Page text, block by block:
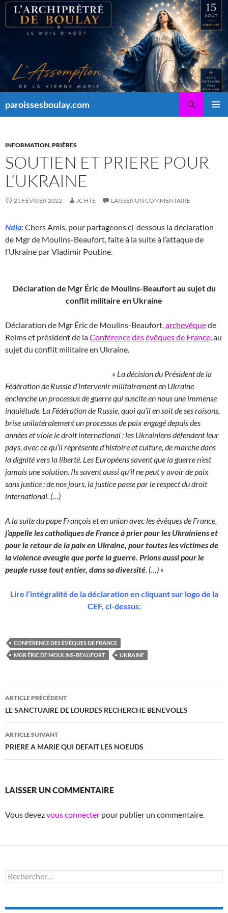
Aller
contenu
paroissesboulay.com
INFORMATION,PRIÈRES
SOUTIEN ET PRIERE POUR
L’UKRAINE
25 FÉVRIER 2022 JC HTE LAISSER UN COMMENTAIRE
Ndla: Chers Amis, pour partageons ci-dessous la déclaration
de Mgr de Moulins-Beaufort, faite à la suite à l’attaque de
l’Ukraine par Vladimir Poutine.
Déclaration de Mgr Éric de Moulins-Beaufort au sujet du
conflit militaire en Ukraine
Déclaration de Mgr Éric de Moulins-Beaufort,archevêquede
Reims et président de laConférence des évêques de France, au
sujet du conflit militaire en Ukraine.
« La décision du Président de la
Fédération de Russie d’intervenir militairement en Ukraine
enclenche un processus de guerre qui suscite en nous une immense
inquiétude. La Fédération de Russie, quoi qu’il en soit de ses raisons,
brise unilatéralement un processus de paix engagé depuis des
années et viole le droit international ; les Ukrainiens défendent leur
pays, avec ce qu’il représente d’histoire et culture, de marche dans
la dignité vers la liberté. Les Européens savent que la guerre n’est
jamais une solution. Ils savent aussi qu’il ne peut y avoir de paix
sans justice ; de nos jours, la justice passe par le respect du droit
international. (…)
A la suite du pape François et en union avec les évêques de France,
j’appelle les catholiques de France à prier pour les Ukrainiens et
pour le retour de la paix en Ukraine, pour toutes les victimes de
la violence aveugle que porte la guerre. Prions aussi pour le
peuple russe tout entier, dans sa diversité. (…) »
Lire l’intégralité de la déclaration en cliquant sur logo de la
CEF, ci-dessus:
CONFÉRENCE DES ÉVÊQUES DE FRANCE
MGR ÉRIC DE MOULINS-BEAUFORT
UKRAINE
Navigation
des
articles
ARTICLE PRÉCÉDENT
LE SANCTUAIRE DE LOURDES RECHERCHE BENEVOLES
ARTICLE SUIVANT
PRIERE A MARIE QUI DEFAIT LES NOEUDS
LAISSER UN COMMENTAIRE
Vous devezvous connecter pour publier un commentaire.
Rechercher :